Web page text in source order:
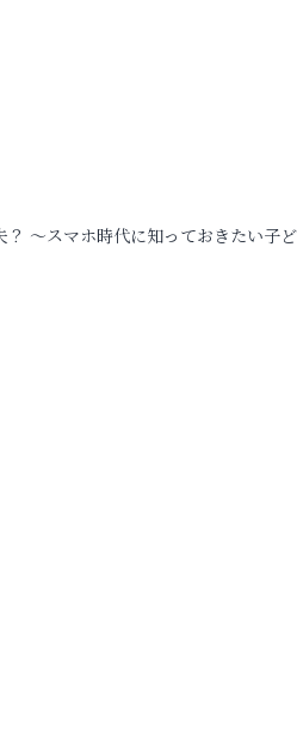
～スマホ時代に知っておきたい子